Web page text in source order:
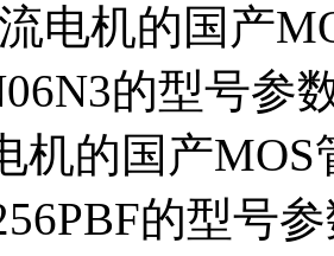
电机的国产
的型号参
机的国产MOS
的型号